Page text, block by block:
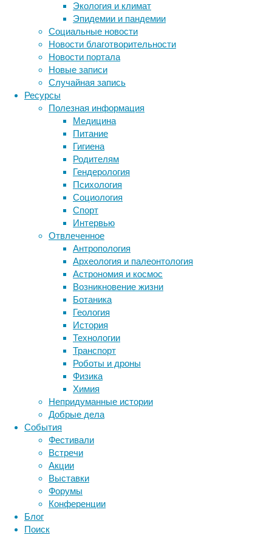
Экология и климат
Эпидемии и пандемии
Социальные новости
Новости благотворительности
Новости портала
Новые записи
Случайная запись
Ресурсы
Полезная информация
Медицина
Питание
Гигиена
Родителям
Гендерология
Психология
Социология
Спорт
Интервью
Отвлеченное
Антропология
Археология и палеонтология
Астрономия и космос
Возникновение жизни
Ботаника
Геология
История
Технологии
Транспорт
Роботы и дроны
Физика
Химия
Непридуманные истории
Добрые дела
События
Фестивали
Встречи
Акции
Выставки
Форумы
Конференции
Блог
Поиск
социальные
сети
можно
услышать
и
нечто
абсолютно
противоположное
–
утрачиваем
связь
другими
людьми,
утрачиваем
способность
получать
удовольствие
общения
загоняем
сами
себя
изоляцию.
В
пользу
«изолирующего»
действия
соцсетей
как
будто
говорят
результаты,
Метки
ДНК бактерии биология
биотехнология вирусы
генетика дети
здоровье
инструменты и методы
исследования
лекарства медицина
мозг наука неврология
нейробиология
нейрофизиология
поведение
сон социальные проблемы
физиология
эмоции эпидемия